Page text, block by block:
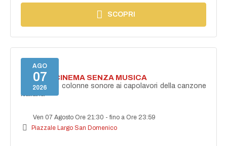
SCOPRI
AGO
07
2026
NON C'È CINEMA SENZA MUSICA
Dalle grandi colonne sonore ai capolavori della canzone
italiana
Ven 07 Agosto Ore 21:30 -fino a Ore 23:59
Piazzale Largo San Domenico